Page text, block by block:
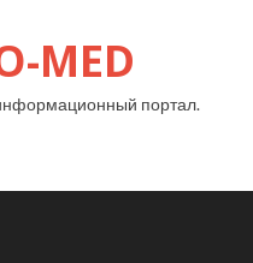
MED
портал.